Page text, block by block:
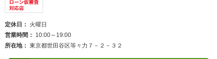
定休日
火曜日
営業時間
10:00～19:00
所在地
東京都世田谷区等々力７－２－３２